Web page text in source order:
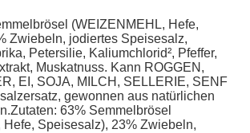
(WEIZENMEHL, Hefe,
Zwiebeln, jodiertes Speisesalz,
Petersilie, Kaliumchlorid², Pfeffer,
Muskatnuss. Kann ROGGEN,
EI, SOJA, MILCH, SELLERIE, SENF
gewonnen aus natürlichen
63% Semmelbrösel
Hefe, Speisesalz), 23% Zwiebeln,